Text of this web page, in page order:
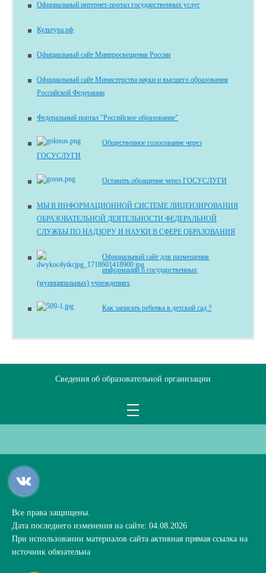
Официальный интернет-портал государственных услуг
Культура.рф
Официальный сайт Минпросвещения России
Официальный сайт Министерства науки и высшего образования
Российской Федерации
Федеральный портал "Российское образование"
Общественное голосование через
ГОСУСЛУГИ
Оставить обращение через ГОСУСЛУГИ
МЫ В ИНФОРМАЦИОННОЙ СИСТЕМЕ ЛИЦЕНЗИРОВАНИЯ
ОБРАЗОВАТЕЛЬНОЙ ДЕЯТЕЛЬНОСТИ ФЕДЕРАЛЬНОЙ
СЛУЖБЫ ПО НАДЗОРУ И НАУКИ В СФЕРЕ ОБРАЗОВАНИЯ
Официальный сайт для размещения
информации о государственных
(муниципальных) учреждениях
Как записать ребенка в детский сад ?
Сведения об образовательной организации
Все права защищены.
Дата последнего изменения на сайте: 04.08.2026
При использовании материалов сайта активная прямая ссылка на
источник обязательна